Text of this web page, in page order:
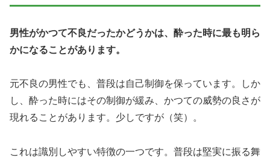
男性がかつて不良だったかどうかは、酔った時に最も明ら
かになることがあります。
元不良の男性でも、普段は自己制御を保っています。しか
し、酔った時にはその制御が緩み、かつての威勢の良さが
現れることがあります。少しですが（笑）。
これは識別しやすい特徴の一つです。普段は堅実に振る舞